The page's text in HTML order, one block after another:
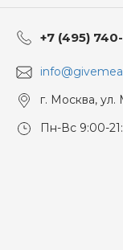
+7 (495)
г. Москва,
Пн-Вс 9:00-